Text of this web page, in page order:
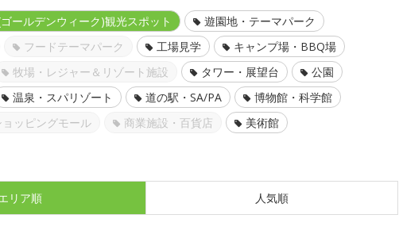
ールデンウィーク)観光スポット
遊園地・テーマパーク
フードテーマパーク 工場見学
キャンプ場・BBQ場
牧場・レジャー＆リゾート施設 タワー・展望台
公園
温泉・スパリゾート 道の駅・SA/PA
博物館・科学館
ッピングモール
商業施設・百貨店 美術館
リア順 人気順